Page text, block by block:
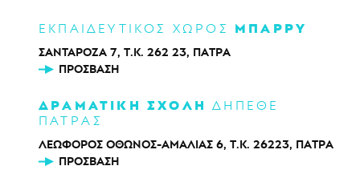
ΕΚΠΑΙΔΕΥΤΙΚΟΣ ΧΩΡΟΣ ΜΠΑΡΡΥ
ΣΑΝΤΑΡΟΖΑ 7, Τ.Κ. 262 23, ΠΑΤΡΑ
ΠΡΌΣΒΑΣΗ
ΔΡΑΜΑΤΙΚΗ ΣΧΟΛΗ ΔΗΠΕΘΕ
ΠΑΤΡΑΣ
ΛΕΩΦΟΡΟΣ ΟΘΩΝΟΣ-ΑΜΑΛΙΑΣ 6, Τ.Κ. 26223, ΠΑΤΡΑ
ΠΡΌΣΒΑΣΗ